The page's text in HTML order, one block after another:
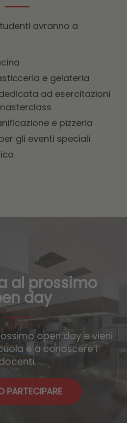
avranno a
e gelateria
ad esercitazioni
e pizzeria
gli eventi speciali
al prossimo
day
open day e vieni
e a conoscere i
PARTECIPARE